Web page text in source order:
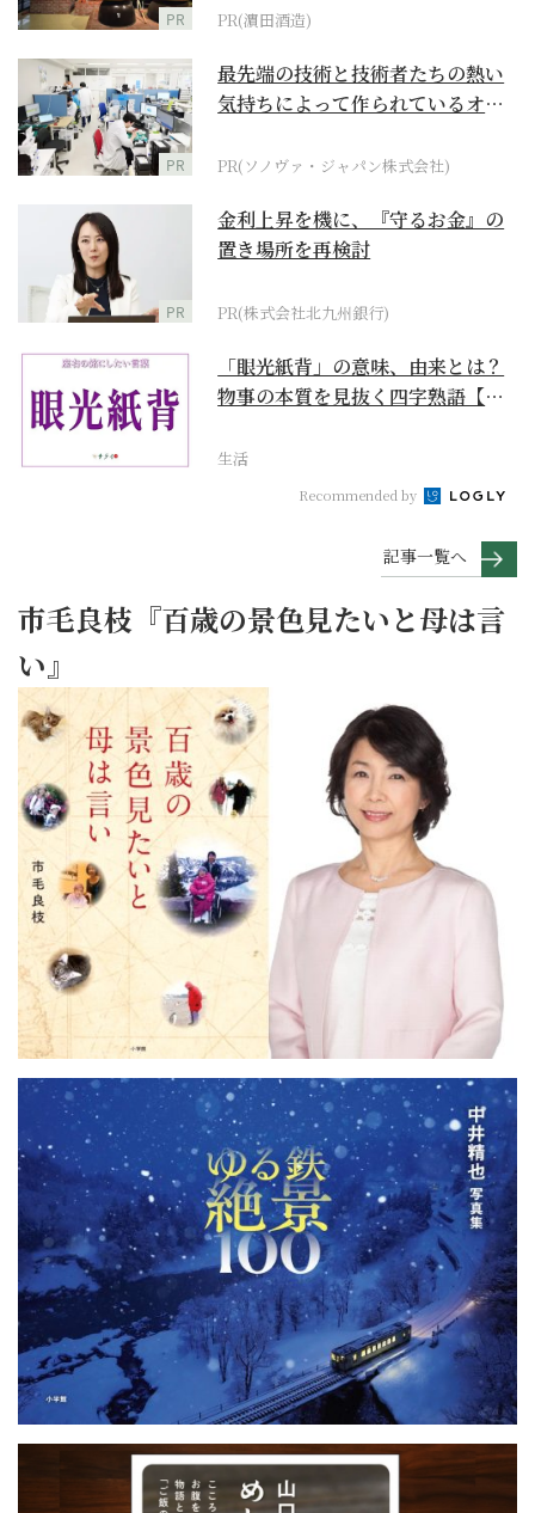
PR PR(濵田酒造)
PR
最先端の技術と技術者たちの熱い
気持ちによって作られているオー
PR(ソノヴァ・ジャパン株式会社)
PR
金利上昇を機に、『守るお金』の
置き場所を再検討
PR(株式会社北九州銀行)
「眼光紙背」の意味、由来とは？
物事の本質を見抜く四字熟語【座
生活
Recommended by
記事一覧へ
市毛良枝『百歳の景色見たいと母は言
い』